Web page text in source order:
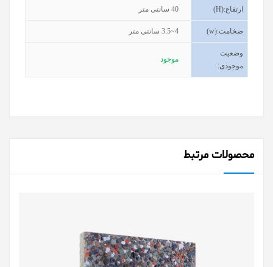
ارتفاع(H):
40 سانتی متر
ضخامت(w):
3.5~4 سانتی متر
وضعیت
موجودی:
موجود
محصولات مرتبط